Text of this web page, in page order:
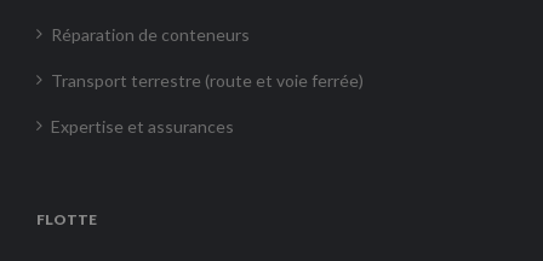
Réparation de conteneurs
Transport terrestre (route et voie ferrée)
Expertise et assurances
FLOTTE